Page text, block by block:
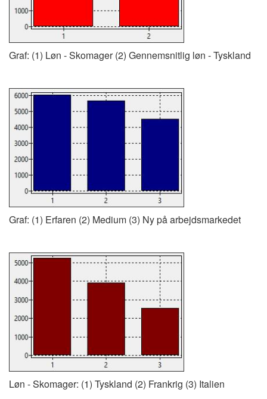
Graf: (1) Løn - Skomager (2) Gennemsnitlig løn - Tyskland
Graf: (1) Erfaren (2) Medium (3) Ny på arbejdsmarkedet
Løn - Skomager: (1) Tyskland (2) Frankrig (3) Italien